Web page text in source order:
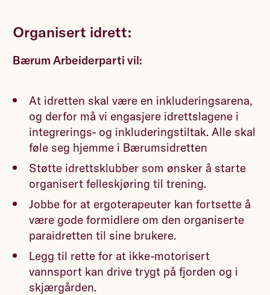
Organisert idrett:
Bærum Arbeiderparti vil:
At idretten skal være en inkluderingsarena,
og derfor må vi engasjere idrettslagene i
integrerings- og inkluderingstiltak. Alle skal
føle seg hjemme i Bærumsidretten
Støtte idrettsklubber som ønsker å starte
organisert felleskjøring til trening.
Jobbe for at ergoterapeuter kan fortsette å
være gode formidlere om den organiserte
paraidretten til sine brukere.
Legg til rette for at ikke-motorisert
vannsport kan drive trygt på fjorden og i
skjærgården.